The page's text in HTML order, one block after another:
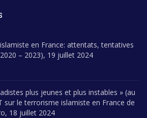
en France: attentats, tentatives
– 2023), 19 juillet 2024
plus jeunes et plus instables » (au
sur le terrorisme islamiste en France de
18 juillet 2024